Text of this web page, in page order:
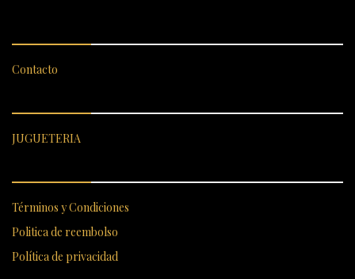
Contacto
JUGUETERIA
Términos y Condiciones
Politica de reembolso
Política de privacidad